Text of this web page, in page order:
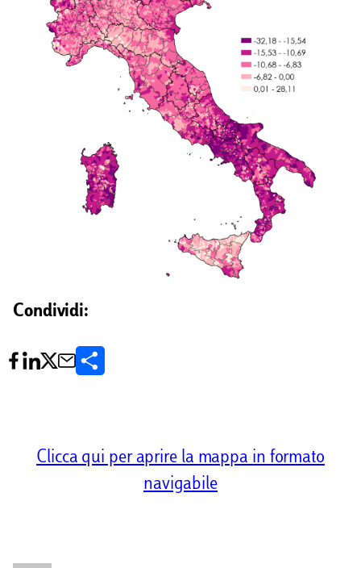
Condividi:
Clicca qui per aprire la mappa in formato
navigabile